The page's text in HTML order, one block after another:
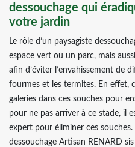
dessouchage qui
votre jardin
Le rôle d’un paysagiste
espace vert ou un parc, mais
afin d’éviter l’envahissement de
fourmes et les termites. En effet,
galeries dans ces souches pour
pour ne pas arriver à ce stade, il
expert pour éliminer ces
dessouchage Artisan RENARD